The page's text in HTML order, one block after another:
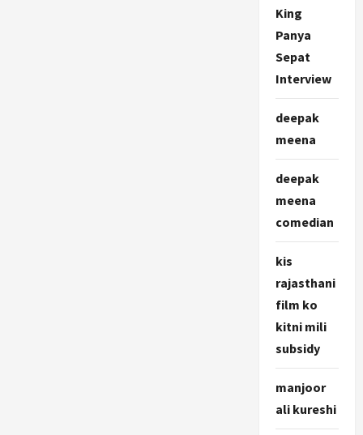
King
Panya
Sepat
Interview
deepak
meena
deepak
meena
comedian
kis
rajasthani
film ko
kitni mili
subsidy
manjoor
ali kureshi